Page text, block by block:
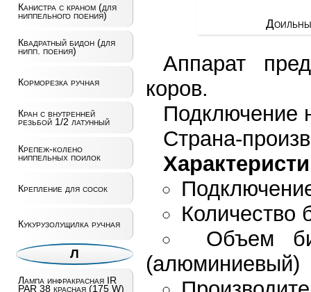
Канистра с краном (для
ниппельного поения)
Квадратный бидон (для
нипп. поения)
Корморезка ручная
Кран с внутренней
резьбой 1/2 латунный
Крепеж-колено
ниппельных поилок
Крепление для сосок
Кукурузолущилка ручная
Л
Лампа инфракрасная IR
PAR 38 красная (175 W)
Аппарат
коров.
Подключение
Страна-
Количество
Объем
(алюминиевый)